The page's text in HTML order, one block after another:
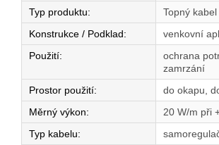
Typ produktu:
Topný kabel
Konstrukce / Podklad:
venkovní
Použití:
ochrana
zamrzání
Prostor použití:
do okapu,
Měrný výkon:
20 W/m při
Typ kabelu: